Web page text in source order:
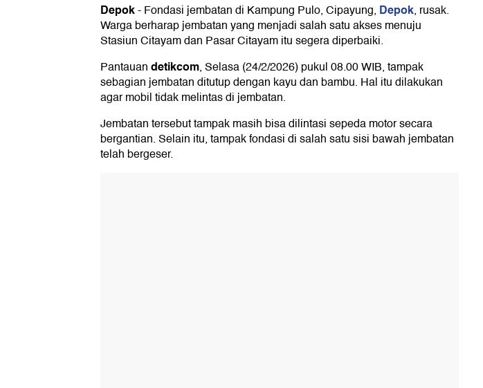
Depok-Fondasi jembatan di Kampung Pulo, Cipayung, Depok, rusak.
Warga berharap jembatan yang menjadi salah satu akses menuju
Stasiun Citayam dan Pasar Citayam itu segera diperbaiki.
Pantauandetikcom, Selasa (24/2/2026) pukul 08.00 WIB, tampak
sebagian jembatan ditutup dengan kayu dan bambu. Hal itu dilakukan
agar mobil tidak melintas di jembatan.
Jembatan tersebut tampak masih bisa dilintasi sepeda motor secara
bergantian. Selain itu, tampak fondasi di salah satu sisi bawah jembatan
telah bergeser.